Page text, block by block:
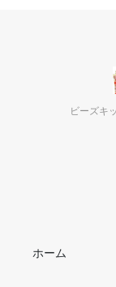
ビーズキ
ホーム